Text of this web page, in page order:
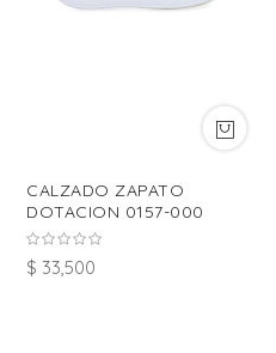
CALZADO ZAPATO
DOTACION 0157-000
$ 33,500